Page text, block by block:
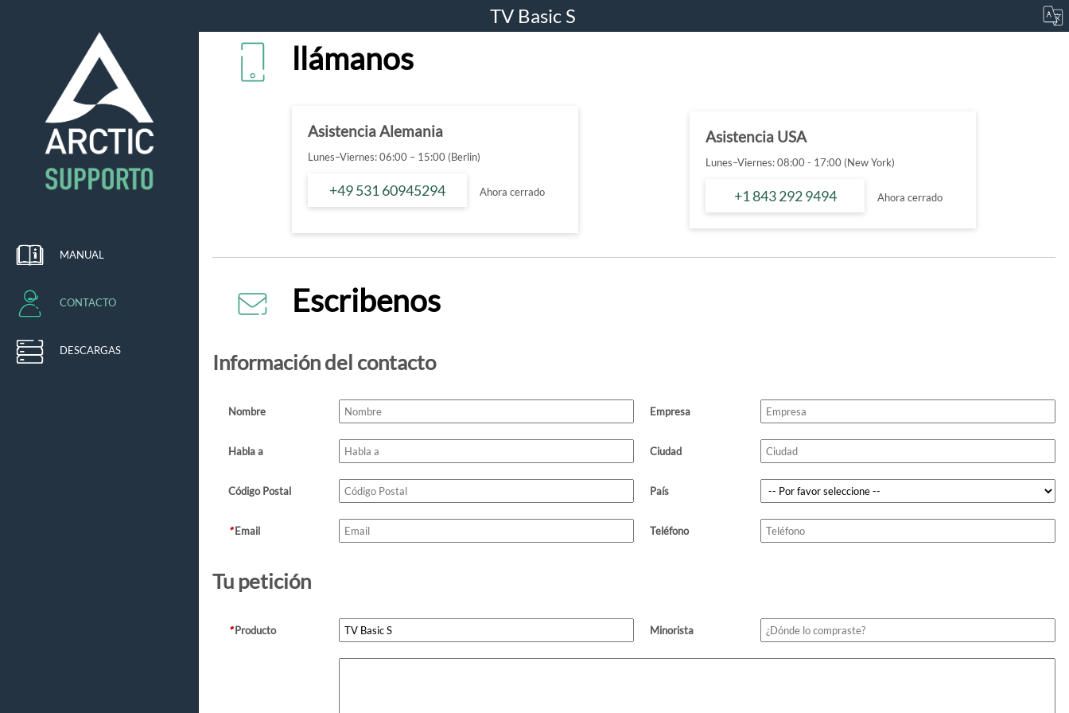
TV Basic S
MANUAL
CONTACTO
DESCARGAS
llámanos
Asistencia Alemania
Lunes–Viernes: 06:00 – 15:00 (Berlin)
+49 531 60945294 Ahora cerrado
Asistencia USA
Lunes–Viernes: 08:00 - 17:00 (New York)
+1 843 292 9494 Ahora cerrado
Escribenos
Información del contacto
Nombre Empresa
Habla a Ciudad
Código Postal País
*Email Teléfono
Tu petición
*Producto Minorista